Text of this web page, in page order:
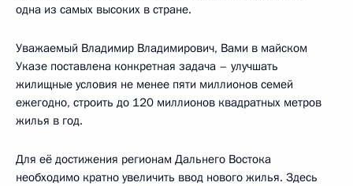
одна из самых высоких в стране.
Уважаемый Владимир Владимирович, Вами в майском
Указе поставлена конкретная задача – улучшать
жилищные условия не менее пяти миллионов семей
ежегодно, строить до 120 миллионов квадратных метров
жилья в год.
Для её достижения регионам Дальнего Востока
необходимо кратно увеличить ввод нового жилья. Здесь